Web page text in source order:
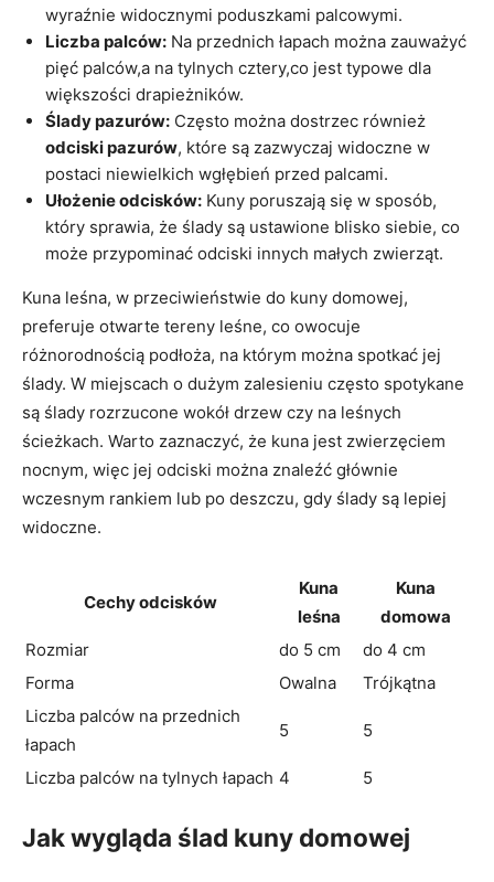
wyraźnie widocznymi poduszkami palcowymi.
Liczba palców: Na przednich łapach można zauważyć
pięć palców,a na tylnych cztery,co jest typowe dla
większości drapieżników.
Ślady pazurów: Często można dostrzec również
odciski pazurów, które są zazwyczaj widoczne w
postaci niewielkich wgłębień przed palcami.
Ułożenie odcisków: Kuny poruszają się w sposób,
który sprawia, że ślady są ustawione blisko siebie, co
może przypominać odciski innych małych zwierząt.
Kuna leśna, w przeciwieństwie do kuny domowej,
preferuje otwarte tereny leśne, co owocuje
różnorodnością podłoża, na którym można spotkać jej
ślady. W miejscach o dużym zalesieniu często spotykane
są ślady rozrzucone wokół drzew czy na leśnych
ścieżkach. Warto zaznaczyć, że kuna jest zwierzęciem
nocnym, więc jej odciski można znaleźć głównie
wczesnym rankiem lub po deszczu, gdy ślady są lepiej
widoczne.
Cechy odcisków
Kuna
leśna
Kuna
domowa
Rozmiar
do 5 cm
do 4 cm
Forma
Owalna
Trójkątna
Liczba palców na przednich
łapach
5 5
Liczba palców na tylnych łapach 4 5
Jak wygląda ślad kuny domowej